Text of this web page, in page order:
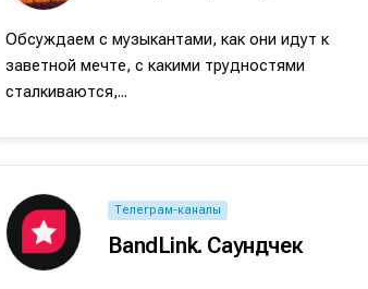
Обсуждаем с музыкантами, как они идут к
заветной мечте, с какими трудностями
сталкиваются,...
Телеграм-каналы
BandLink. Саундчек